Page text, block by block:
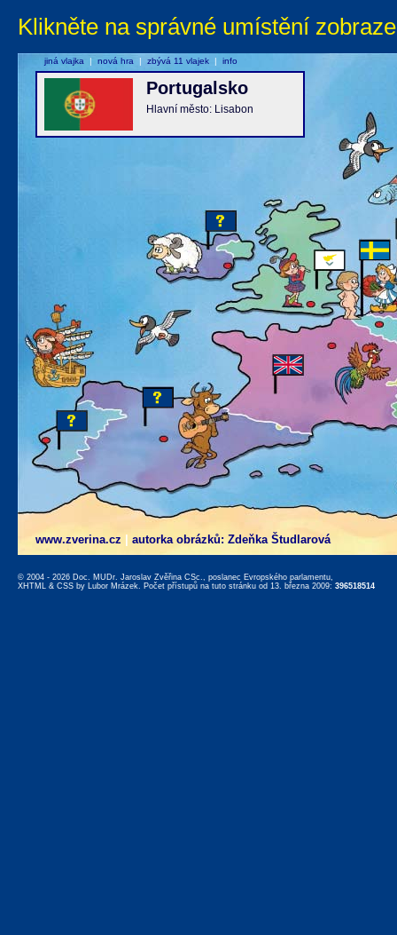
Klikněte na správné umístění
www.zverina.cz autorka obrázků: Zdeňka Študlarová
Portugalsko
Hlavní město: Lisabon
jiná vlajka | nová hra | zbývá 11 vlajek | info
© 2004 - 2026 Doc. MUDr. Jaroslav Zvěřina CSc., poslanec Evropského parlamentu,
XHTML & CSS by Lubor Mrázek. Počet přístupů na tuto stránku od 13. března 2009: 396518514